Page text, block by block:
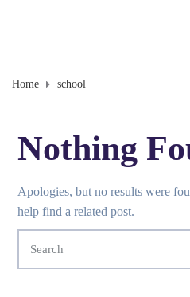
Home school
Nothing
Apologies, but no results were
help find a related post.